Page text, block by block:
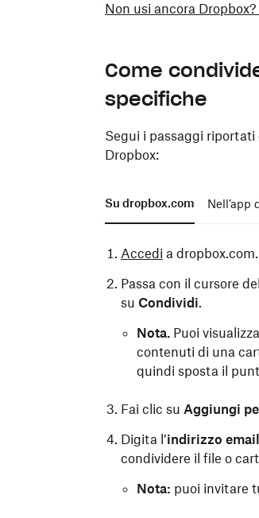
Non usi ancora
Come
specifiche
Segui i passaggi
Dropbox:
Su dropbox.com Nell’app
Accedi a dropbox.com.
Passa con il cursore
su Condividi.
Nota. Puoi
contenuti di una
quindi sposta il
Fai clic su Aggiungi
Digita l’indirizzo email
condividere il file o
Nota: puoi invitare